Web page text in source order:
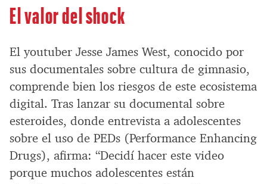
El valor del shock
El youtuber Jesse James West, conocido por
sus documentales sobre cultura de gimnasio,
comprende bien los riesgos de este ecosistema
digital. Tras lanzar su documental sobre
esteroides, donde entrevista a adolescentes
sobre el uso de PEDs (Performance Enhancing
Drugs), afirma: “Decidí hacer este video
porque muchos adolescentes están